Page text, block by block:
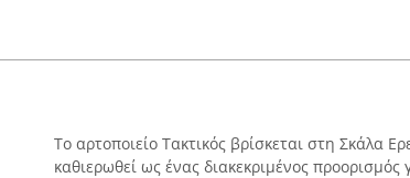
Το αρτοποιείο Τακτικός βρίσκεται στη Σκάλα
καθιερωθεί ως ένας διακεκριμένος